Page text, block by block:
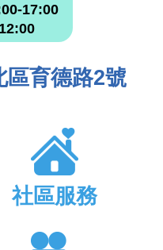
17:00
區育德路2號
社區服務